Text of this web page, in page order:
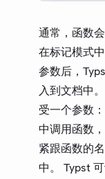
通常，函数
在标记模式中
参数后，
入到文档中
受一个参数
中调用函数
紧跟函数的
中。 Typst